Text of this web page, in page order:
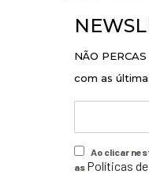
NÃO
com as
Ao clicar
as Políticas